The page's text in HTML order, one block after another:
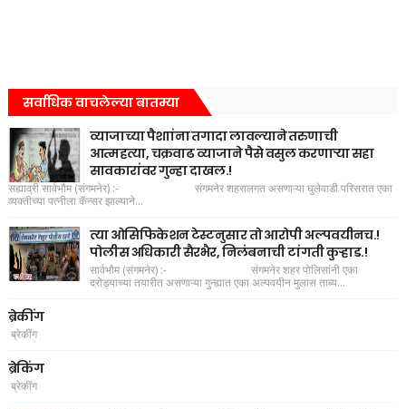
सर्वाधिक वाचलेल्या बातम्या
व्याजाच्या पैशाांना तगादा लावल्याने तरुणाची
आत्महत्या, चक्रवाढ व्याजाने पैसे वसुल करणाऱ्या सहा
सावकारांवर गुन्हा दाखल.!
सह्याद्री सार्वभौम (संगमनेर) :- संगमनेर शहरालगत असणाऱ्या घुलेवाडी परिसरात एका
व्यक्तीच्या पत्नीला कॅन्सर झाल्याने...
त्या ओसिफिकेशन टेस्टनुसार तो आरोपी अल्पवयीनच.!
पोलीस अधिकारी सैरभैर, निलंबनाची टांगती कुऱ्हाड.!
सार्वभौम (संगमनेर) :- संगमनेर शहर पोलिसांनी एका
दरोड्याच्या तयारीत असणाऱ्या गुन्ह्यात एका अल्पवयीन मुलास ताब्य...
ब्रेकींग
ब्रेकींग
ब्रेकिंग
ब्रेकींग